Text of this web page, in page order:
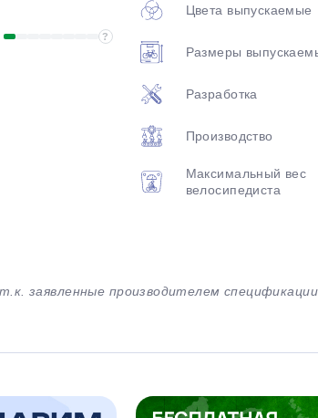
?
Цвета выпускаемые
Размеры
Разработка
Производство
Максимальный вес
велосипедиста
заявленные производителем